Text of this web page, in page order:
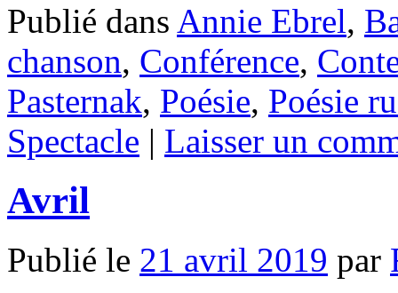
Publié dans Annie Ebrel,
chanson, Conférence,
Pasternak, Poésie, Poésie
Spectacle | Laisser un
Avril
Publié le 21 avril 2019 par